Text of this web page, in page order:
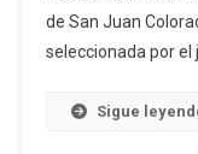
de San Juan
seleccionada por el
Sigue